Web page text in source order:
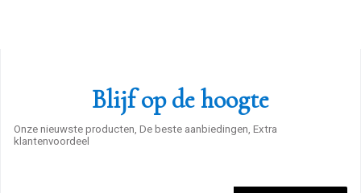
Blijf op de hoogte
Onze nieuwste producten, De beste aanbiedingen, Extra
klantenvoordeel